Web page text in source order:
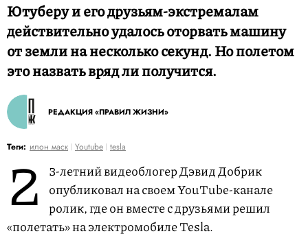
Ютуберу и его друзьям-экстремалам
действительно удалось оторвать машину
от земли на несколько секунд. Но полетом
это назвать вряд ли получится.
РЕДАКЦИЯ «ПРАВИЛ ЖИЗНИ»
Теги: илон маск Youtube tesla
2
3-летний видеоблогер Дэвид Добрик
опубликовал на своем YouTube-канале
ролик, где он вместе с друзьями решил
«полетать» на электромобиле Tesla.